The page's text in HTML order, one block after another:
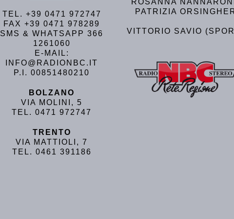
TEL. +39 0471 972747
FAX +39 0471 978289
SMS & WHATSAPP 366
1261060
E-MAIL:
INFO@RADIONBC.IT
P.I. 00851480210
BOLZANO
VIA MOLINI, 5
TEL. 0471 972747
TRENTO
VIA MATTIOLI, 7
TEL. 0461 391186
ROSANNA
PATRIZIA
VITTORIO SAVIO